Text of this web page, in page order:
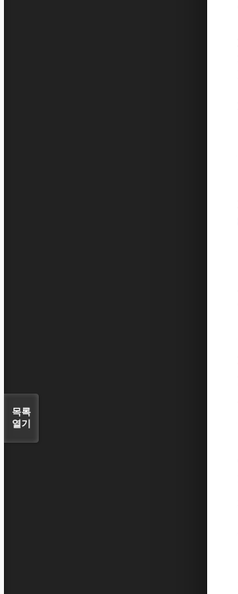
목록
열기